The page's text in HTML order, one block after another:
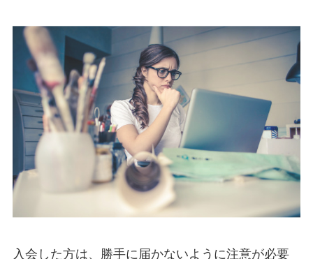
入会した方は、勝手に届かないように注意が必要